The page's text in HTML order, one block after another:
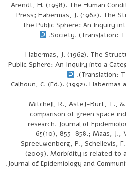
Arendt, H. (1958). The Human
Press; Habermas, J. (1962). The
the Public Sphere: An Inquiry
Society. (Translation:
Habermas, J. (1962). The
Public Sphere: An Inquiry into a
(Translation:
Calhoun, C. (Ed.). (1992).
Mitchell, R., Astell-Burt, T., &
comparison of green space
research. Journal of
65(10), 853–858.; Maas, J.,
Spreeuwenberg, P., Schellevis,
(2009). Morbidity is related to
Journal of Epidemiology and